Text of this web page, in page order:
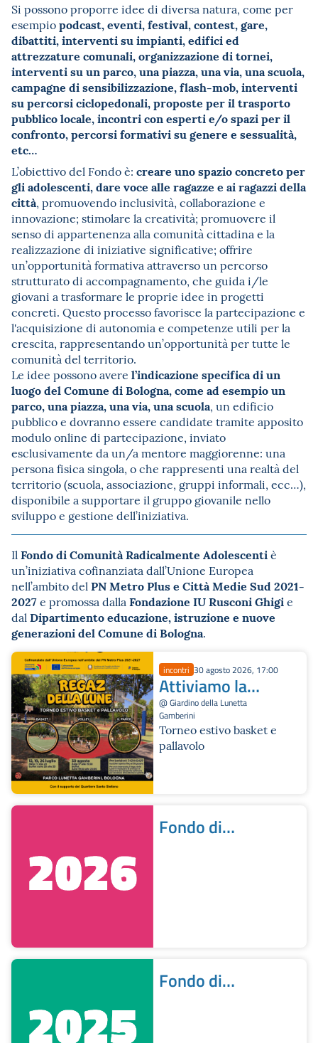
Si possono proporre idee di diversa natura, come per
esempiopodcast, eventi, festival, contest, gare,
dibattiti, interventi su impianti, edifici ed
attrezzature comunali, organizzazione di tornei,
interventi su un parco, una piazza, una via, una scuola,
campagne di sensibilizzazione, flash-mob, interventi
su percorsi ciclopedonali, proposte per il trasporto
pubblico locale, incontri con esperti e/o spazi per il
confronto, percorsi formativi su genere e sessualità,
etc…
L’obiettivo del Fondo è: creare uno spazio concreto per
gli adolescenti, dare voce alle ragazze e ai ragazzi della
città, promuovendo inclusività, collaborazione e
innovazione; stimolare la creatività; promuovere il
senso di appartenenza alla comunità cittadina e la
realizzazione di iniziative significative; offrire
un’opportunità formativa attraverso un percorso
strutturato di accompagnamento, che guida i/le
giovani a trasformare le proprie idee in progetti
concreti. Questo processo favorisce la partecipazione e
l'acquisizione di autonomia e competenze utili per la
crescita, rappresentando un’opportunità per tutte le
comunità del territorio.
Le idee possono avere l’indicazione specifica di un
luogo del Comune di Bologna, come ad esempio un
parco, una piazza, una via, una scuola, un edificio
pubblico e dovranno essere candidate tramite apposito
modulo online di partecipazione, inviato
esclusivamente da un/a mentore maggiorenne: una
persona fisica singola, o che rappresenti una realtà del
territorio (scuola, associazione, gruppi informali, ecc…),
disponibile a supportare il gruppo giovanile nello
sviluppo e gestione dell’iniziativa.
Il Fondo di Comunità Radicalmente Adolescentiè
un’iniziativa cofinanziata dall’Unione Europea
nell’ambito del PN Metro Plus e Città Medie Sud 2021-
2027e promossa dalla Fondazione IU Rusconi Ghigie
dal Dipartimento educazione, istruzione e nuove
generazioni del Comune di Bologna.
incontri 30 agosto 2026, 17:00
Attiviamo la
Lune
@ Giardino della Lunetta
Gamberini
Torneo estivo basket e
pallavolo
Fondo di
Fondo di